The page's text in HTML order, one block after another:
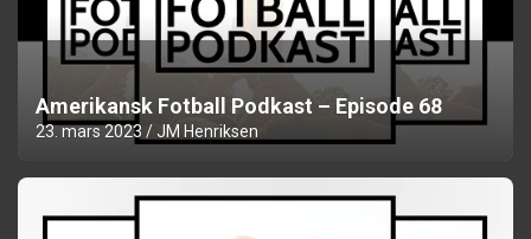
Amerikansk Fotball Podkast – Episode 68
23. mars 2023 JM Henriksen